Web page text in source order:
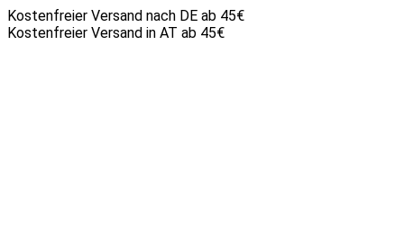
Kostenfreier Versand nach DE ab 45€
Kostenfreier Versand in AT ab 45€